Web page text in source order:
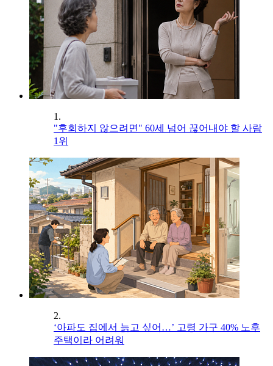
1.
"후회하지 않으려면" 60세 넘어 끊어내야 할 사람
1위
2.
‘아파도 집에서 늙고 싶어…’ 고령 가구 40% 노후
주택이라 어려워